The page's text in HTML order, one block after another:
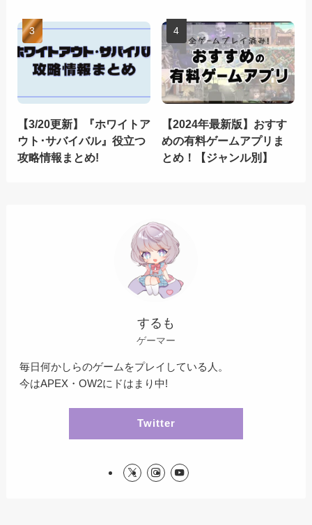
【3/20更新】『ホワイトア
ウト･サバイバル』役立つ
攻略情報まとめ!
【2024年最新版】おすす
めの有料ゲームアプリま
とめ！【ジャンル別】
するも
ゲーマー
毎日何かしらのゲームをプレイしている人。
今はAPEX・OW2にドはまり中!
Twitter